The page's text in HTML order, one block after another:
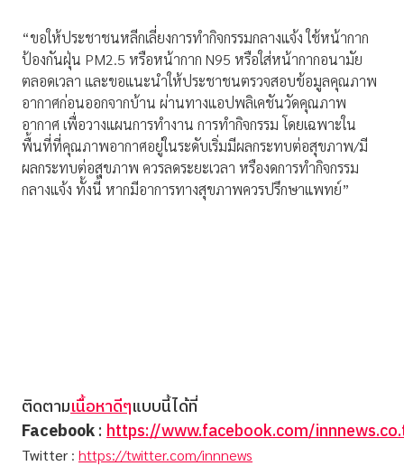
“ขอให้ประชาชนหลีกเลี่ยงการทำกิจกรรมกลางแจ้ง ใช้หน้ากาก
ป้องกันฝุ่น PM2.5 หรือหน้ากาก N95 หรือใส่หน้ากากอนามัย
ตลอดเวลา และขอแนะนำให้ประชาชนตรวจสอบข้อมูลคุณภาพ
อากาศก่อนออกจากบ้าน ผ่านทางแอปพลิเคชันวัดคุณภาพ
อากาศ เพื่อวางแผนการทำงาน การทำกิจกรรม โดยเฉพาะใน
พื้นที่ที่คุณภาพอากาศอยู่ในระดับเริ่มมีผลกระทบต่อสุขภาพ/มี
ผลกระทบต่อสุขภาพ ควรลดระยะเวลา หรืองดการทำกิจกรรม
กลางแจ้ง ทั้งนี้ หากมีอาการทางสุขภาพควรปรึกษาแพทย์”
ติดตามเนื้อหาดีๆแบบนี้ได้ที่
Facebook: https://www.facebook.com/
Twitter : https://twitter.com/innnews